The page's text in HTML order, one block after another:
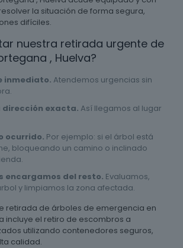
la situación de forma segura,
difíciles.
nuestra retirada urgente de
, Huelva?
inmediato. Atendemos urgencias sin
dirección exacta. Así llegamos al lugar
ocurrido. Por ejemplo: si el árbol está
bloqueando un camino o inclinado
encargamos del resto. Evaluamos,
y limpiamos la zona afectada.
retirada de árboles de emergencia en
incluye el retiro de escombros a
utilizando contenedores seguros,
calidad.